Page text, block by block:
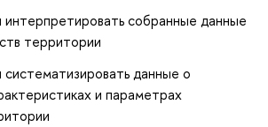
собранные данные
территории
данные о
и параметрах